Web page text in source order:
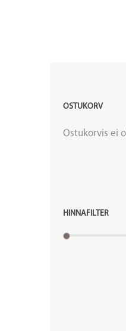
OSTUKORV
Ostukorvis ei
HINNAFILTER